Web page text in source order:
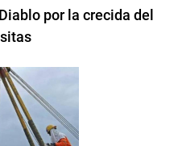
por la crecida del